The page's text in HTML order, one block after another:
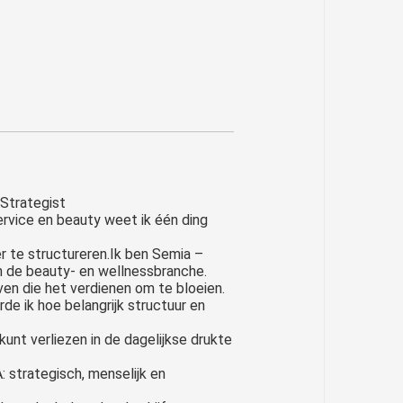
Strategist
en beauty weet ik één ding
te structureren.Ik ben Semia –
beauty- en wellnessbranche.
die het verdienen om te bloeien.
ik hoe belangrijk structuur en
verliezen in de dagelijkse drukte
strategisch, menselijk en